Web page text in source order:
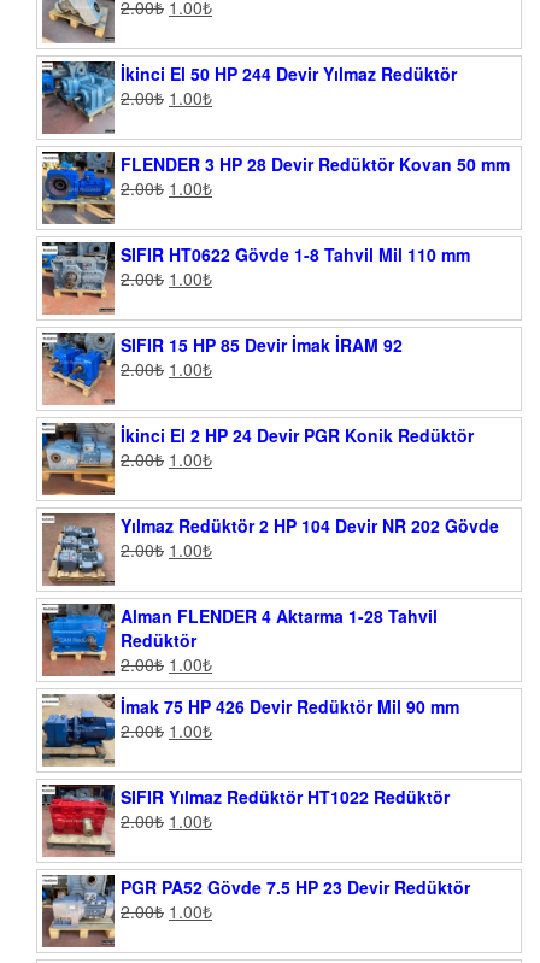
2.00₺ 1.00₺
İkinci El 50 HP 244 Devir Yılmaz Redüktör
2.00₺ 1.00₺
FLENDER 3 HP 28 Devir Redüktör Kovan 50 mm
2.00₺ 1.00₺
SIFIR HT0622 Gövde 1-8 Tahvil Mil 110 mm
2.00₺ 1.00₺
SIFIR 15 HP 85 Devir İmak İRAM 92
2.00₺ 1.00₺
İkinci El 2 HP 24 Devir PGR Konik Redüktör
2.00₺ 1.00₺
Yılmaz Redüktör 2 HP 104 Devir NR 202 Gövde
2.00₺ 1.00₺
Alman FLENDER 4 Aktarma 1-28 Tahvil
Redüktör
2.00₺ 1.00₺
İmak 75 HP 426 Devir Redüktör Mil 90 mm
2.00₺ 1.00₺
SIFIR Yılmaz Redüktör HT1022 Redüktör
2.00₺ 1.00₺
PGR PA52 Gövde 7.5 HP 23 Devir Redüktör
2.00₺ 1.00₺